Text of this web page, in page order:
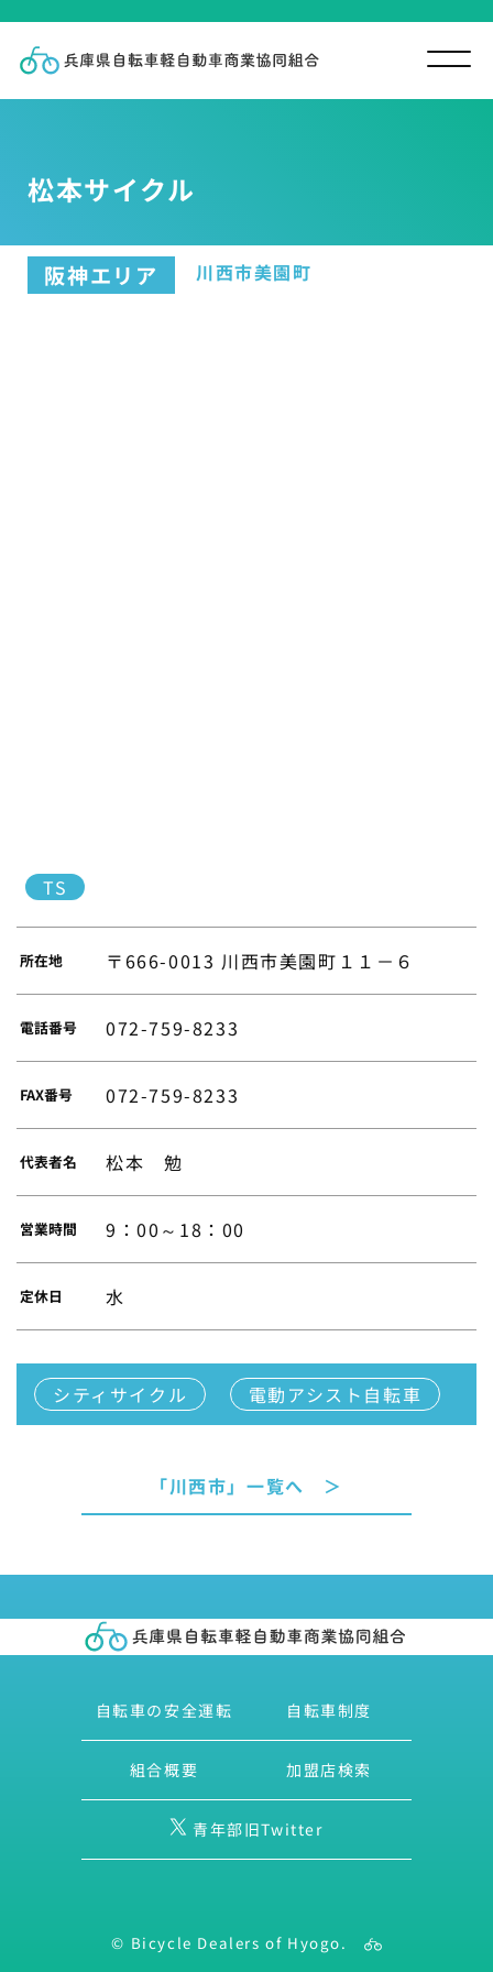
松本サイクル
阪神エリア 川西市美園町
TS
所在地 〒666-0013 川西市美園町１１－６
電話番号 072-759-8233
FAX番号 072-759-8233
代表者名 松本 勉
営業時間 9：00～18：00
定休日 水
シティサイクル 電動アシスト自転車
「川西市」一覧へ ＞
自転車の安全運転 自転車制度
組合概要 加盟店検索
青年部旧Twitter
© Bicycle Dealers of Hyogo.